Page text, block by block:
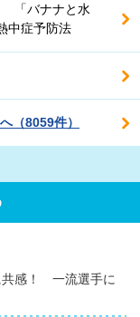
「バナナと水
中症予防法
（8059件）
共感！ 一流選手に